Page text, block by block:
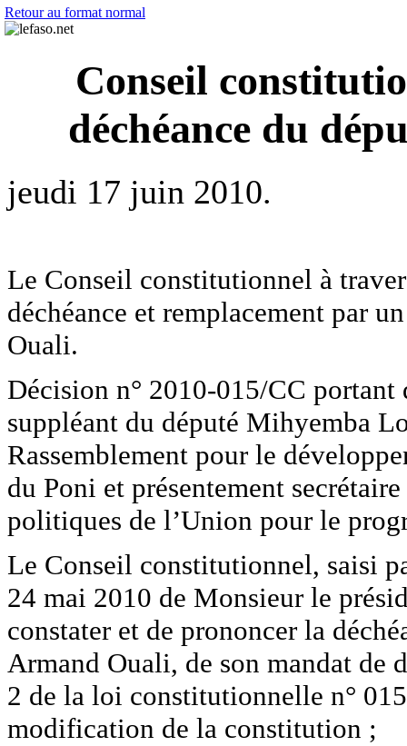
Retour au format normal
Conseil
déchéance du
jeudi 17 juin 2010.
Le Conseil constitutionnel à
déchéance et remplacement par
Ouali.
Décision n° 2010-015/CC portant
suppléant du député Mihyemba
Rassemblement pour le
du Poni et présentement
politiques de l’Union pour le
Le Conseil constitutionnel, saisi
24 mai 2010 de Monsieur le
constater et de prononcer la
Armand Ouali, de son mandat de
2 de la loi constitutionnelle n°
modification de la constitution ;